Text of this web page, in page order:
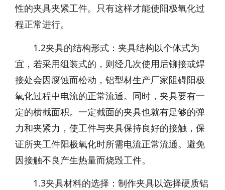
性的夹具夹紧工件。只有这样才能使阳极氧化过
程正常进行。
1.2夹具的结构形式：夹具结构以个体式为
宜，若采用组装式的，则经几次使用后铆接或焊
接处会因腐蚀而松动，铝型材生产厂家阻碍阳极
氧化过程中电流的正常流通。同时，夹具要有一
定的横截面积。一定截面的夹具也就有足够的弹
力和夹紧力，使工件与夹具保持良好的接触，保
证所夹工件阳极氧化时所需电流正常流通。避免
因接触不良产生热量而烧毁工件。
1.3夹具材料的选择：制作夹具以选择硬质铝